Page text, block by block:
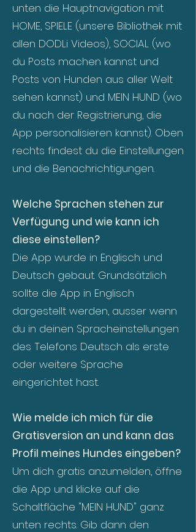
unten die Hauptnavigation mit
HOME, SPIELE (unsere Bibliothek mit
allen DODLi Videos), SOCIAL (wo
du Posts machen kannst und
Posts von Hunden aus aller Welt
sehen kannst) und MEIN HUND (wo
du nach der Registrierung, die
App personalisieren kannst). Oben
rechts findest du die Einstellungen
und die Benachrichtigungen.
Welche Sprachen stehen zur
Verfügung und wie kann ich
diese einstellen?
Die App wurde in Englisch und
Deutsch gebaut. Grundsätzlich
sollte die App in Englisch
dargestellt werden, ausser wenn
du in deinen Spracheinstellungen
des Telefons Deutsch als erste
oder weitere Sprache
eingerichtet hast.
Wie melde ich mich für die
Gratisversion an und kann das
Profil meines Hundes eingeben?
Um dich gratis anzumelden, öffne
die App und klicke auf die
Schaltfläche "MEIN HUND" ganz
unten rechts. Gib dann den